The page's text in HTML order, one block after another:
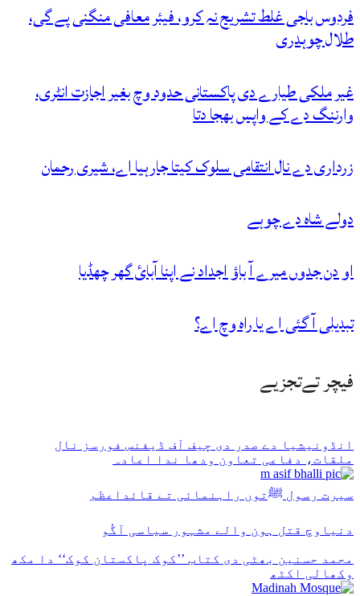
فردوس باجی غلط تشریح نہ کرو، فیئر معافی منگنی پے گی،
طلال چوہدری
غیر ملکی طیارے دی پاکستانی حدود وچ بغیر اجازت انٹری،
وارننگ دے کے واپس بھجا دتا
زرداری دے نال انتقامی سلوک کیتا جارہیا اے، شیری رحمان
دولے شاہ دے چوہے
او دن جدوں میرے آ باؤ اجداد نے اپنا آبائ گھر چھڈیا
تبدیلی آ گئی اے یا راہ وچ اے؟
فیچر تےتجزیے
انڈونیشیا دے صدر دی چیف آف ڈیفنس فورسز نال
ملقات، دفاعی تعاون ودھا ندا اعادہ
سیرت رسول ﷺتوں راہنمائی تے قائداعظم
دنیاوچ قتل ہون والے مشہور سیاسی آگُو
محمد حسنین بھٹی دی کتاب ’’کوک پاکستان کوک‘‘ دا مکھ
وکھالی اکٹھ